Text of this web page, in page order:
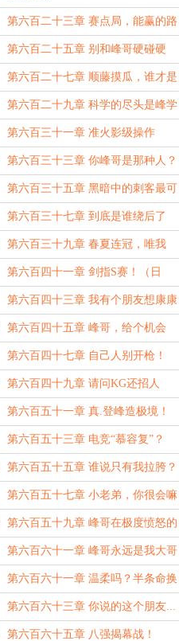
第六百二十三章 赛点局，能赢的路
子
第六百二十五章 别和峰哥硬碰硬
第六百二十七章 顺藤摸瓜，谁才是
瓜？
第六百二十九章 科学的尽头是峰学
（4700）
第六百三十一章 准火影级操作
第六百三十三章 你峰哥是那种人？
第六百三十五章 黑暗中的刺客最可
怕
第六百三十七章 到底是谁绕后了
谁？
第六百三十九章 春夏连冠，唯我
KG！（上）
第六百四十一章 剑指S赛！（日
常）
第六百四十三章 我有个朋友想康康
（日常）4300
第六百四十五章 峰哥，给个机会
第六百四十七章 自己人别开枪！
（4200）
第六百四十九章 请问KG还招人
吗？（4600）
第六百五十一章 真.登峰造极境！
（日常）4500
第六百五十三章 电竞“慕容复”？
（4100）
第六百五十五章 谁说只有我拉胯？
（4200）
第六百五十七章 小老弟，你很会嘛
第六百五十九章 峰哥在极度愤怒的
情况下 ...（5400）
第六百六十一章 峰哥永远是我大哥
（4500）
第六百六十一章 温柔吗？半条命换
的
第六百六十三章 你说的这个朋友...
第六百六十五章 八强揭幕战！